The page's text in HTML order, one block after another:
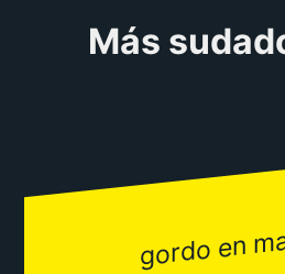
Más
gordo en